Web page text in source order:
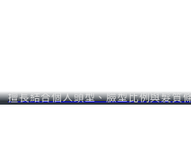
擅長結合個人頭型、臉型比例與髮質